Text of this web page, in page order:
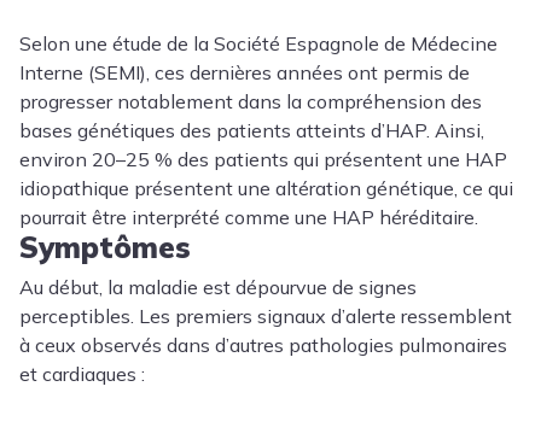
Selon une étude de la Société Espagnole de Médecine
Interne (SEMI), ces dernières années ont permis de
progresser notablement dans la compréhension des
bases génétiques des patients atteints d’HAP. Ainsi,
environ 20–25 % des patients qui présentent une HAP
idiopathique présentent une altération génétique, ce qui
pourrait être interprété comme une HAP héréditaire.
Symptômes
Au début, la maladie est dépourvue de signes
perceptibles. Les premiers signaux d’alerte ressemblent
à ceux observés dans d’autres pathologies pulmonaires
et cardiaques :